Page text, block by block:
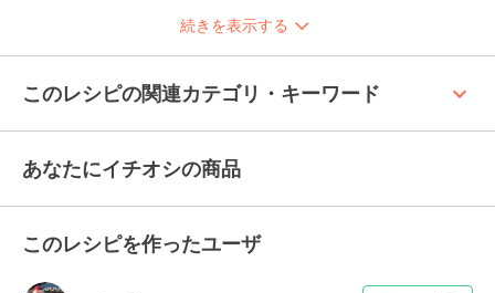
続きを表示する
このレシピの関連カテゴリ・キーワード keyboard_arrow_up
あなたにイチオシの商品
このレシピを作ったユーザ